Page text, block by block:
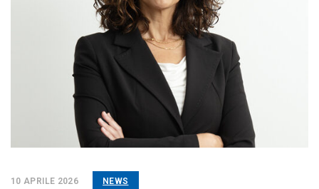
10 APRILE 2026 NEWS